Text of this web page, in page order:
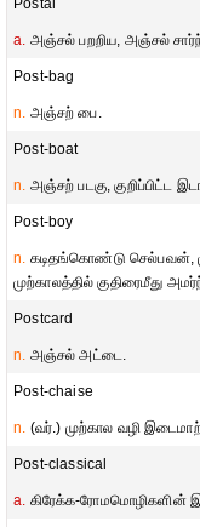
Postal
a. அஞ்சல் பறறிய, அஞ்சல்
Post-bag
n. அஞ்சற் பை.
Post-boat
n. அஞ்சற் படகு, குறிப்பிட்ட
Post-boy
n. கடிதங்கொண்டு செல்பவன்,
முற்காலத்தில் குதிரைமீது
Postcard
n. அஞ்சல் அட்டை.
Post-chaise
n. (வர்.) முற்கால வழி
Post-classical
a. கிரேக்க-ரோமமொழிகளின்